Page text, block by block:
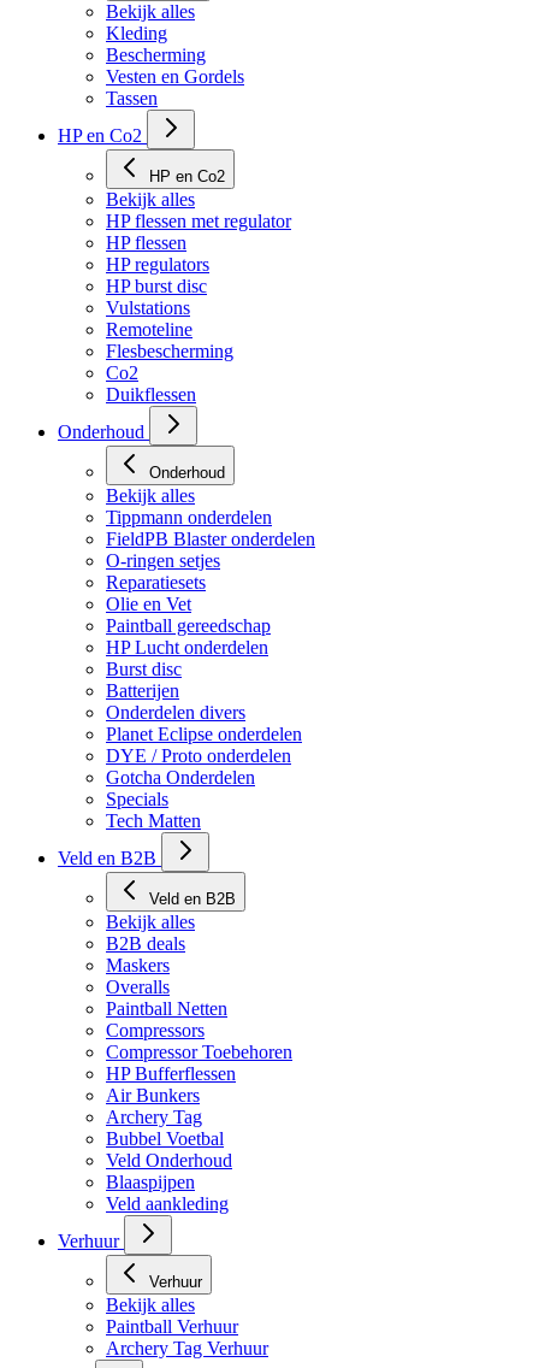
Bekijk alles
Kleding
Bescherming
Vesten en Gordels
Tassen
HP en Co2
HP en Co2
Bekijk alles
HP flessen met regulator
HP flessen
HP regulators
HP burst disc
Vulstations
Remoteline
Flesbescherming
Co2
Duikflessen
Onderhoud
Onderhoud
Bekijk alles
Tippmann onderdelen
FieldPB Blaster onderdelen
O-ringen setjes
Reparatiesets
Olie en Vet
Paintball gereedschap
HP Lucht onderdelen
Burst disc
Batterijen
Onderdelen divers
Planet Eclipse onderdelen
DYE / Proto onderdelen
Gotcha Onderdelen
Specials
Tech Matten
Veld en B2B
Veld en B2B
Bekijk alles
B2B deals
Maskers
Overalls
Paintball Netten
Compressors
Compressor Toebehoren
HP Bufferflessen
Air Bunkers
Archery Tag
Bubbel Voetbal
Veld Onderhoud
Blaaspijpen
Veld aankleding
Verhuur
Verhuur
Bekijk alles
Paintball Verhuur
Archery Tag Verhuur